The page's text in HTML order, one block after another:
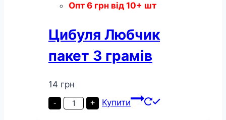
Опт 6 грн від 10+ шт
Цибуля Любчик
пакет 3 грамів
14 грн
-
Цибуля
Любчик
+ Купити